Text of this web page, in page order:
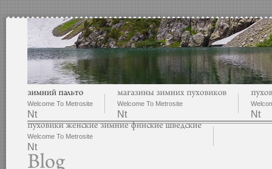
Welcome To Metrosite
Nt
Welcome To Metrosite
Nt Nt
Welcome To Metrosite
Nt